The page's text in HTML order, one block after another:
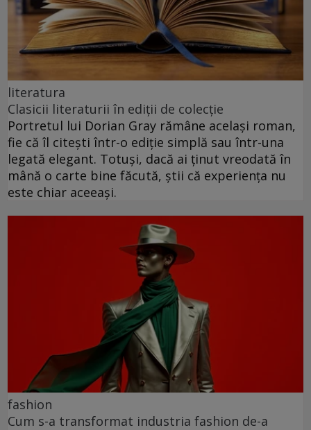
literatura
Clasicii literaturii în ediții de colecție
Portretul lui Dorian Gray rămâne același roman,
fie că îl citești într-o ediție simplă sau într-una
legată elegant. Totuși, dacă ai ținut vreodată în
mână o carte bine făcută, știi că experiența nu
este chiar aceeași.
fashion
Cum s-a transformat industria fashion de-a